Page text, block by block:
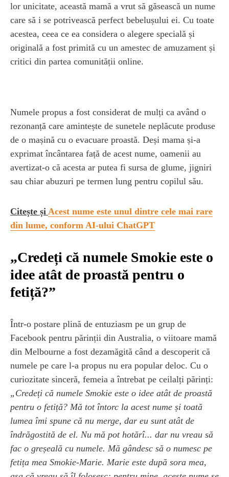
lor unicitate, această mamă a vrut să găsească un nume
care să i se potrivească perfect bebelușului ei. Cu toate
acestea, ceea ce ea considera o alegere specială și
originală a fost primită cu un amestec de amuzament și
critici din partea comunității online.
Numele propus a fost considerat de mulți ca având o
rezonanță care amintește de sunetele neplăcute produse
de o mașină cu o evacuare proastă. Deși mama și-a
exprimat încântarea față de acest nume, oamenii au
avertizat-o că acesta ar putea fi sursa de glume, jigniri
sau chiar abuzuri pe termen lung pentru copilul său.
Citește și Acest nume este unul dintre cele mai rare
din lume, conform AI-ului ChatGPT
„Credeți că numele Smokie este o
idee atât de proastă pentru o
fetiță?”
Într-o postare plină de entuziasm pe un grup de
Facebook pentru părinții din Australia, o viitoare mamă
din Melbourne a fost dezamăgită când a descoperit că
numele pe care l-a propus nu era popular deloc. Cu o
curiozitate sinceră, femeia a întrebat pe ceilalți părinți:
„Credeți că numele Smokie este o idee atât de proastă
pentru o fetiță? Mă tot întorc la acest nume și toată
lumea îmi spune că nu merge, dar eu sunt atât de
îndrăgostită de el. Nu mă pot hotărî... dar nu vreau să
fac o greșeală cu numele. Mă gândesc să o numesc pe
fetița mea Smokie-Marie. Marie este după sora mea,